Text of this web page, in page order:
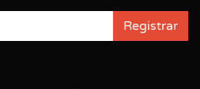
Registrar